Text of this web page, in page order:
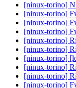
[ninux-torino]
[ninux-torino]
[ninux-torino]
[ninux-torino]
[ninux-torino]
[ninux-torino]
[ninux-torino]
[ninux-torino]
[ninux-torino]
[ninux-torino]